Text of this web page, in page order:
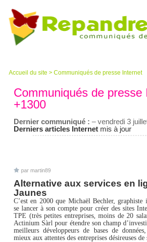
Accueil du site > Communiqués de presse Internet
Communiqués de presse
+1300
Dernier communiqué : – vendredi 3
Derniers articles Internet mis à jour
par martin89
Alternative aux services en
Jaunes
C’est en 2000 que Michaël Bechler, graphiste
se lancer à son compte pour créer des sites
TPE (très petites entreprises, moins de 20
Actinium Sàrl pour étendre son champ
meilleurs développeurs de bases de
mieux aux attentes des entreprises désireuses de